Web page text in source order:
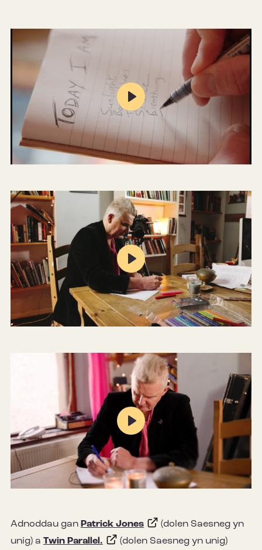
Mute Settings
Play
Mute Settings
Play
Mute Settings
Play
Adnoddau gan Patrick Jones
(dolen Saesneg yn
unig) a Twin Parallel. (dolen Saesneg yn unig)